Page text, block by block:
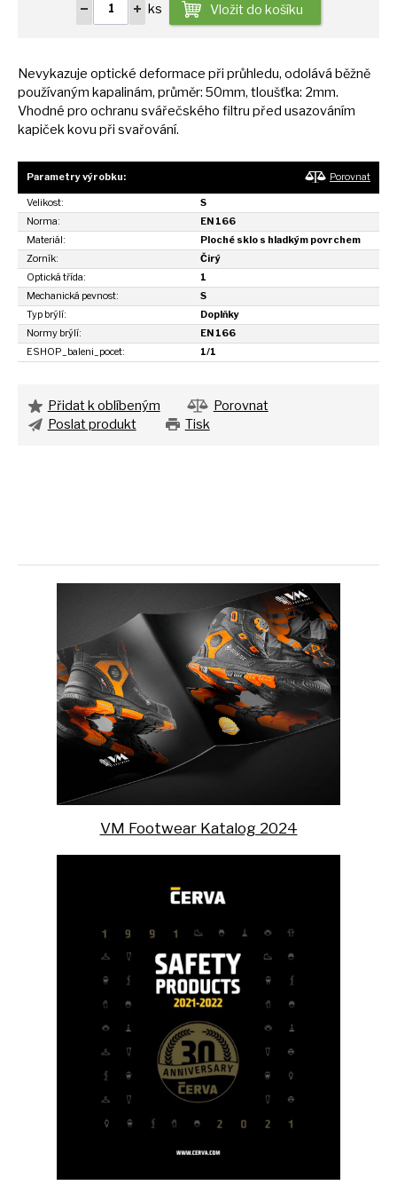
ks Vložit do košíku
Nevykazuje optické deformace při průhledu, odolává běžně
používaným kapalinám, průměr: 50mm, tloušťka: 2mm.
Vhodné pro ochranu svářečského filtru před usazováním
kapiček kovu při svařování.
Parametry výrobku: Porovnat
Velikost:
S
Norma:
EN 166
Materiál:
Ploché sklo s hladkým povrchem
Zorník:
Čirý
Optická třída:
1
Mechanická pevnost:
S
Typ brýlí:
Doplňky
Normy brýlí:
EN 166
ESHOP_baleni_pocet:
1/1
Přidat k oblíbeným
Porovnat
Poslat produkt
Tisk
VM Footwear Katalog 2024